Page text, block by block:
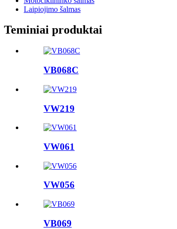
Laipiojimo šalmas
Teminiai produktai
VB068C
VW219
VW061
VW056
VB069